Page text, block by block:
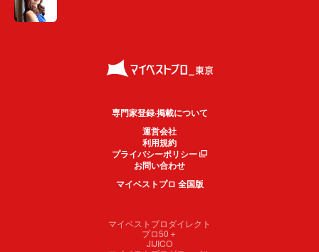
専門家登録·掲載について
運営会社
利用規約
プライバシーポリシー
お問い合わせ
マイベストプロ 全国版
マイベストプロダイレクト
プロ50＋
JIJICO